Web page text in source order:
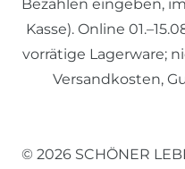
Bezahlen eingeben,
Kasse). Online
vorrätige Lagerware;
Versandkosten,
© 2026 SCHÖNER